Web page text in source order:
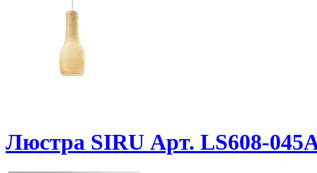
Люстра SIRU Арт. LS608-